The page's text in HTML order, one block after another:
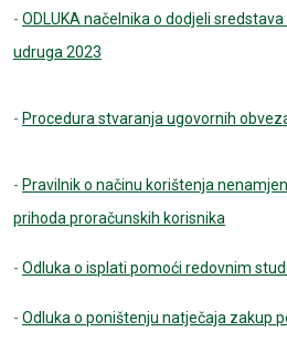
- ODLUKA načelnika o dodjeli
udruga 2023
- Procedura stvaranja ugovornih
- Pravilnik o načinu korištenja
prihoda proračunskih korisnika
- Odluka o isplati pomoći redovnim
- Odluka o poništenju natječaja zakup